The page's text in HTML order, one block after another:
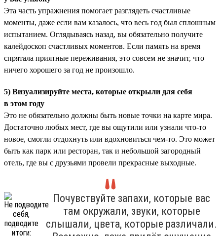
Эта часть упражнения помогает разглядеть счастливые
моменты, даже если вам казалось, что весь год был сплошным
испытанием. Оглядываясь назад, вы обязательно получите
калейдоскоп счастливых моментов. Если память на время
спрятала приятные переживания, это совсем не значит, что
ничего хорошего за год не произошло.
5) Визуализируйте места, которые открыли для себя
в этом году
Это не обязательно должны быть новые точки на карте мира.
Достаточно любых мест, где вы ощутили или узнали что-то
новое, смогли отдохнуть или вдохновиться чем-то. Это может
быть как парк или ресторан, так и небольшой загородный
отель, где вы с друзьями провели прекрасные выходные.
Почувствуйте запахи, которые вас
там окружали, звуки, которые
слышали, цвета, которые различали.